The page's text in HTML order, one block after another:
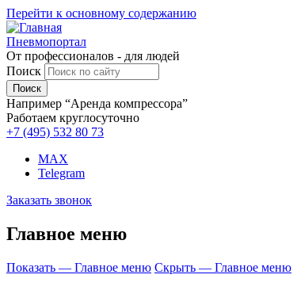
Перейти к основному содержанию
Пневмопортал
От профессионалов - для людей
Поиск
Например “Аренда компрессора”
Работаем круглосуточно
+7 (495) 532 80 73
MAX
Telegram
Заказать звонок
Главное меню
Показать — Главное меню Скрыть — Главное меню